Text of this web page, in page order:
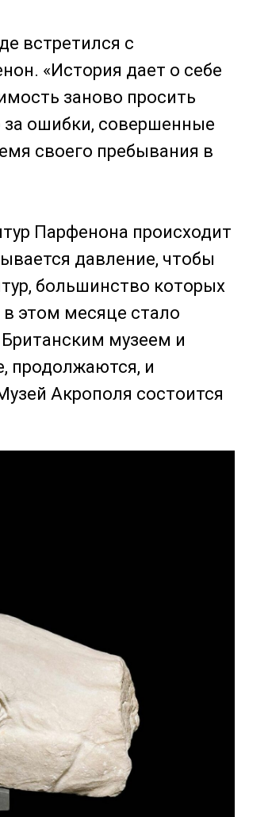
встретился с
«История дает о себе
заново просить
за ошибки, совершенные
своего пребывания в
Парфенона происходит
давление, чтобы
большинство которых
этом месяце стало
музеем и
продолжаются, и
Акрополя состоится